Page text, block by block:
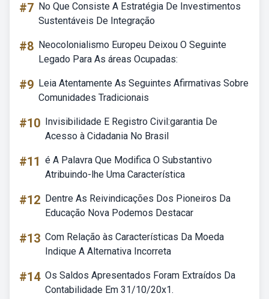
#7 No Que Consiste A Estratégia De Investimentos
Sustentáveis De Integração
#8 Neocolonialismo Europeu Deixou O Seguinte
Legado Para As áreas Ocupadas:
#9 Leia Atentamente As Seguintes Afirmativas Sobre
Comunidades Tradicionais
#10 Invisibilidade E Registro Civil:garantia De
Acesso à Cidadania No Brasil
#11 é A Palavra Que Modifica O Substantivo
Atribuindo-lhe Uma Característica
#12 Dentre As Reivindicações Dos Pioneiros Da
Educação Nova Podemos Destacar
#13 Com Relação às Características Da Moeda
Indique A Alternativa Incorreta
#14 Os Saldos Apresentados Foram Extraídos Da
Contabilidade Em 31/10/20x1.